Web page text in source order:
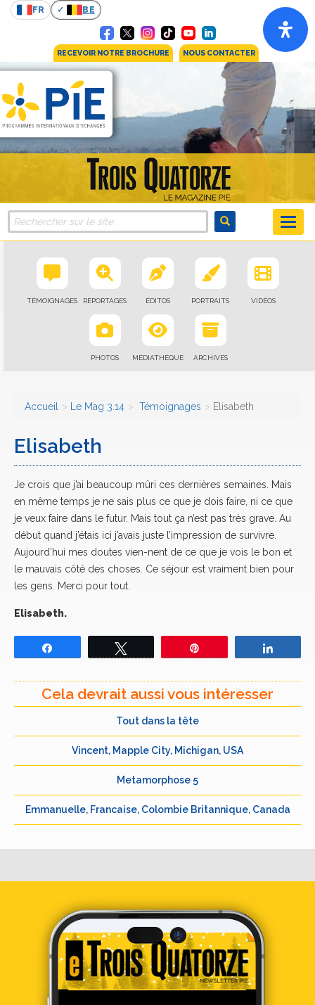
FR BE
RECEVOIR NOTRE BROCHURE NOUS CONTACTER
TÉMOIGNAGES REPORTAGES ÉDITOS PORTRAITS VIDÉOS
PHOTOS MÉDIATHÈQUE ARCHIVES
Accueil Le Mag 3.14 Témoignages Elisabeth
Elisabeth
Je crois que j’ai beaucoup mûri ces dernières semaines. Mais
en même temps je ne sais plus ce que je dois faire, ni ce que
je veux faire dans le futur. Mais tout ça n’est pas très grave. Au
début quand j’étais ici j’avais juste l’impression de survivre.
Aujourd’hui mes doutes vien-nent de ce que je vois le bon et
le mauvais côté des choses. Ce séjour est vraiment bien pour
les gens. Merci pour tout.
Elisabeth.
Cela devrait aussi vous intéresser
Tout dans la tête
Vincent, Mapple City, Michigan, USA
Metamorphose 5
Emmanuelle, Francaise, Colombie Britannique, Canada